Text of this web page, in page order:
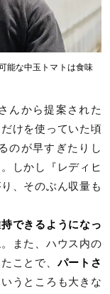
能な中玉トマトは食味
んから提案された
けを使っていた頃
のが早すぎたりし
しかし『レディヒ
、そのぶん収量も
できるようになっ
また、ハウス内の
ことで、 パートさ
いうところも大きな